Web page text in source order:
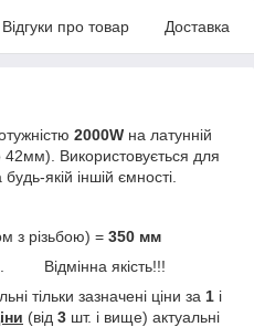
Відгуки про товар Доставка
2000W на латунній
Використовується для
якій іншій ємності.
з різьбою) = 350 мм
Відмінна якість!!!
тільки зазначені ціни за 1 і
(від 3 шт. і вище) актуальні